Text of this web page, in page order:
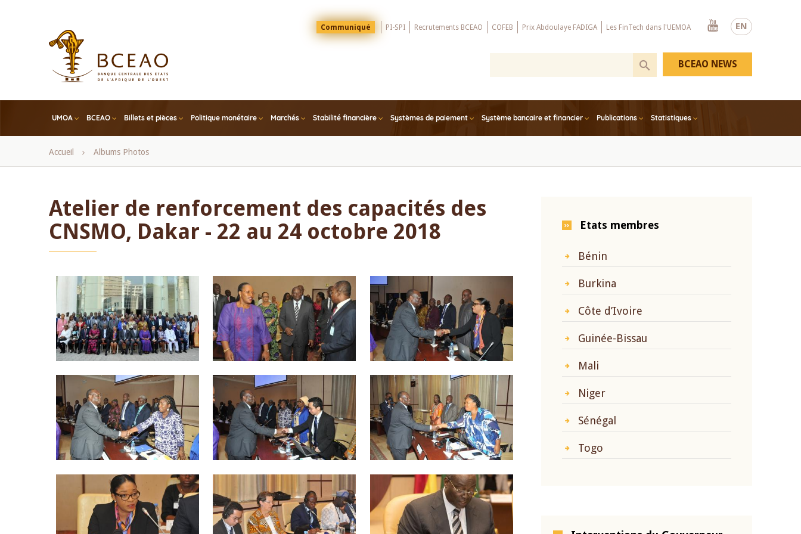
EN
Menu
Top
Communiqué PI-SPI Recrutements BCEAO COFEB Prix Abdoulaye FADIGA Les FinTech dans l'UEMOA
Youtube
UMOA BCEAO Billets et pièces Politique monétaire Marchés Stabilité financière Systèmes de paiement Système bancaire et financier Publications Statistiques
BCEAO NEWS
Fil
Accueil Albums Photos
Atelier de renforcement des capacités des
CNSMO, Dakar - 22 au 24 octobre 2018
Etats membres
Bénin
Burkina
Côte d’Ivoire
Guinée-Bissau
Mali
Niger
Sénégal
Togo